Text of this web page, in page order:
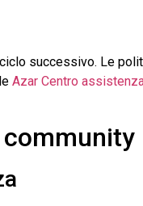
successivo. Le
Azar Centro
community